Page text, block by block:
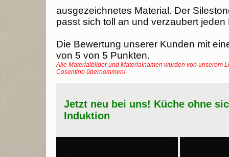
ausgezeichnetes Material. Der
passt sich toll an und verzaubert jeden
Die Bewertung unserer Kunden mit
von 5 von 5 Punkten.
Alle Materialbilder und Materialnamen wurden von unserem
Cosentino übernommen!
Jetzt neu bei uns! Küche ohne
Induktion